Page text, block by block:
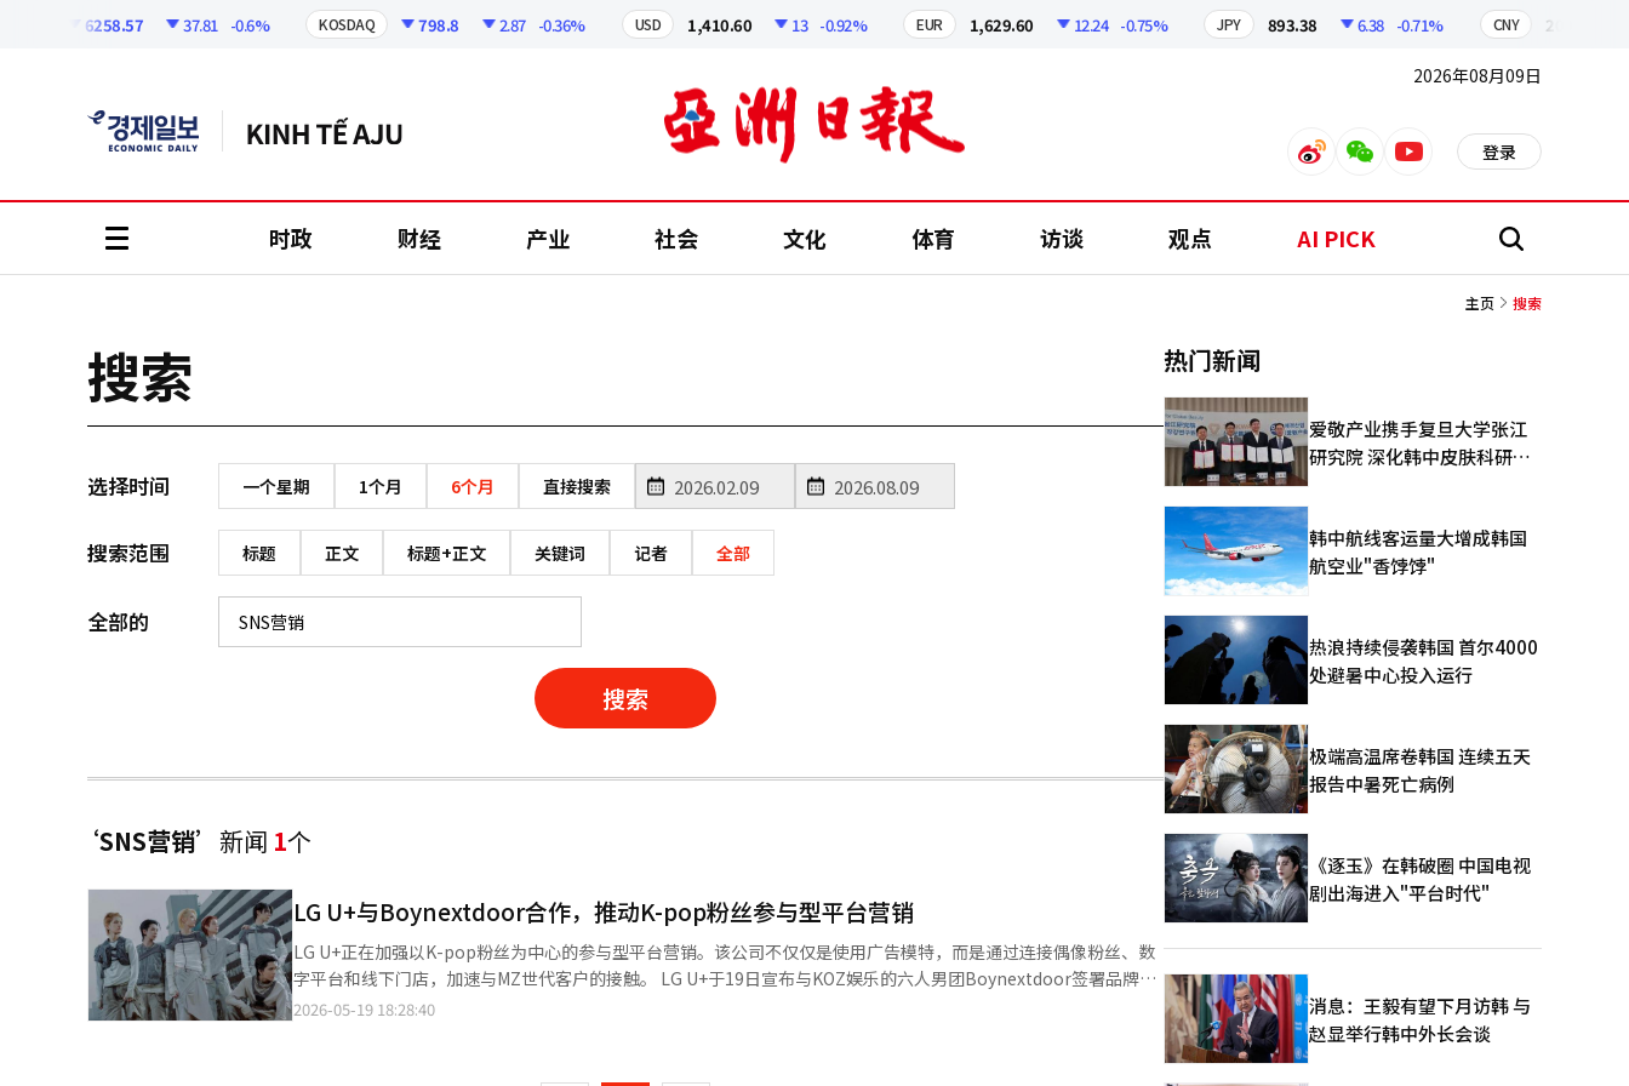
6258.57 37.81 -0.6% KOSDAQ 798.8 2.87 -0.36% USD 1,410.60 13 -0.92% EUR 1,629.60 12.24 -0.75% JPY 893.38 6.38 -0.71% CNY 209.17
2026年08月09日
weiboweixinyoutube 登录
时政 财经 产业 社会 文化 体育 访谈 观点 AI PICK 搜
主页 搜索
搜索
选择时间 一个星期 1个月 6个月 直接搜索
搜索范围 标题 正文 标题+正文 关键词 记者 全部
全部的
搜索
‘SNS营销’ 新闻 1个
LG U+与Boynextdoor合作，推动K-pop粉丝参与型平台营销
LG U+正在加强以K-pop粉丝为中心的参与型平台营销。该公司不仅仅是使用广告模特，而是通过连接偶像粉丝、数
字平台和线下门店，加速与MZ世代客户的接触。 LG U+于19日宣布与KOZ娱乐的六人男团Boynextdoor签署品牌大
使合作伙伴关系，并将开展新的粉丝基础营销活动。 此次活动将与Boynextdoor的首张专辑预发布曲《叩叩叩》的
2026-05-19 18:28:40
热门新闻
爱敬产业携手复旦大学张江
研究院 深化韩中皮肤科研合
韩中航线客运量大增成韩国
航空业"香饽饽"
热浪持续侵袭韩国 首尔4000
处避暑中心投入运行
极端高温席卷韩国 连续五天
报告中暑死亡病例
《逐玉》在韩破圈 中国电视
剧出海进入"平台时代"
消息：王毅有望下月访韩 与
赵显举行韩中外长会谈